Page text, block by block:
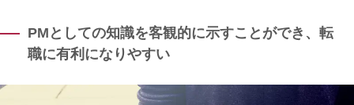
PMとしての知識を客観的に示すことができ、転
職に有利になりやすい